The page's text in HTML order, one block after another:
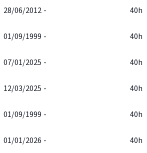
28/06/2012 - 40h
01/09/1999 - 40h
07/01/2025 - 40h
12/03/2025 - 40h
01/09/1999 - 40h
01/01/2026 - 40h